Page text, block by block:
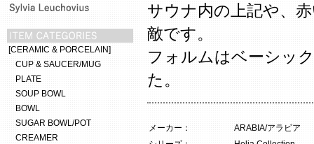
サウナ内の上記や、
敵です。
フォルムはベーシッ
た。
メーカー：
ARABIA/アラビア
[CERAMIC & PORCELAIN]
CUP & SAUCER/MUG
PLATE
SOUP BOWL
BOWL
SUGAR BOWL/POT
CREAMER